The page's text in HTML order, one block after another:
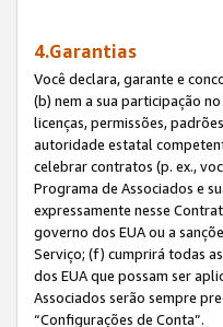
4.Garantias
Você declara, garante e
(b) nem a sua participação
licenças, permissões,
autoridade estatal
celebrar contratos (p. ex.,
Programa de Associados e
expressamente nesse
governo dos EUA ou a
Serviço; (f) cumprirá todas
dos EUA que possam ser
Associados serão sempre
“Configurações de Conta”.